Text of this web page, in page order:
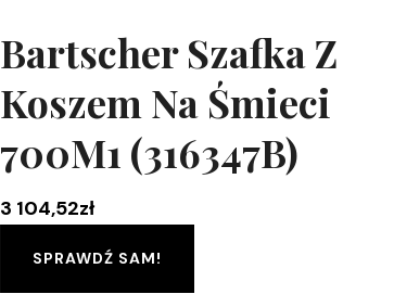
Bartscher Szafka Z
Koszem Na Śmieci
700M1 (316347B)
3 104,52zł
SPRAWDŹ SAM!